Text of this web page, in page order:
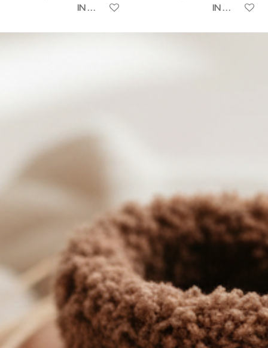
IN WINKELWAGEN IN